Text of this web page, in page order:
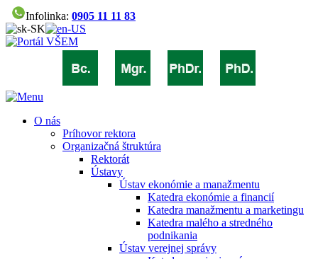
Infolinka: 0905 11 11 83
O nás
Príhovor rektora
Organizačná štruktúra
Rektorát
Ústavy
Ústav ekonómie a manažmentu
Katedra ekonómie a financií
Katedra manažmentu a marketingu
Katedra malého a stredného
podnikania
Ústav verejnej správy